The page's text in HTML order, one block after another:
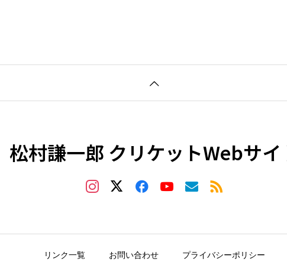
松村謙一郎 クリケットWebサイ
リンク一覧 お問い合わせ プライバシーポリシー